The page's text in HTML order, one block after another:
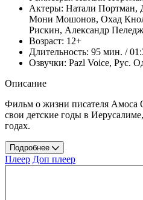
Актеры: Натали Портман,
Мони Мошонов, Охад
Рискин, Александр
Возраст: 12+
Длительность: 95 мин. /
Озвучки: Pazl Voice, Рус.
Описание
Фильм о жизни писателя Амоса
свои детские годы в
годах.
Подробнее
Плеер Доп плеер